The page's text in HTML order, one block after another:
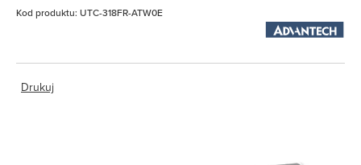
Kod produktu: UTC-318FR-ATW0E
Drukuj